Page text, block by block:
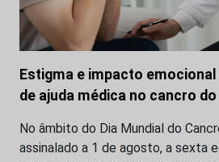
Estigma e impacto
de ajuda médica no cancro
No âmbito do Dia Mundial do
assinalado a 1 de agosto, a sexta